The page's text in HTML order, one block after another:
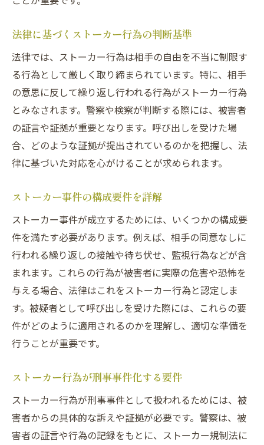
法律に基づくストーカー行為の判断基準
法律では、ストーカー行為は相手の自由を不当に制限す
る行為として厳しく取り締まられています。特に、相手
の意思に反して繰り返し行われる行為がストーカー行為
とみなされます。警察や検察が判断する際には、被害者
の証言や証拠が重要となります。呼び出しを受けた場
合、どのような証拠が提出されているのかを把握し、法
律に基づいた対応を心がけることが求められます。
ストーカー事件の構成要件を詳解
ストーカー事件が成立するためには、いくつかの構成要
件を満たす必要があります。例えば、相手の同意なしに
行われる繰り返しの接触や待ち伏せ、監視行為などが含
まれます。これらの行為が被害者に実際の危害や恐怖を
与える場合、法律はこれをストーカー行為と認定しま
す。被疑者として呼び出しを受けた際には、これらの要
件がどのように適用されるのかを理解し、適切な準備を
行うことが重要です。
ストーカー行為が刑事事件化する要件
ストーカー行為が刑事事件として扱われるためには、被
害者からの具体的な訴えや証拠が必要です。警察は、被
害者の証言や行為の記録をもとに、ストーカー規制法に